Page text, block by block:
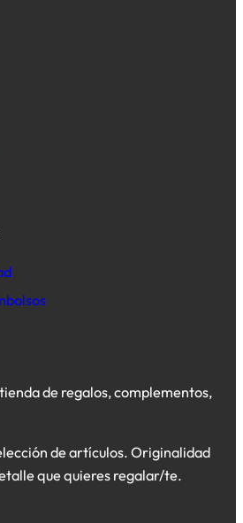
de regalos, complementos,
de artículos. Originalidad
que quieres regalar/te.